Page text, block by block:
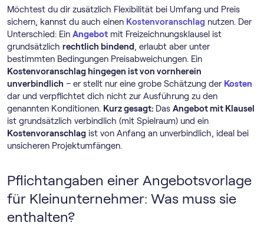
Möchtest du dir zusätzlich Flexibilität bei Umfang und Preis
sichern, kannst du auch einen Kostenvoranschlag nutzen. Der
Unterschied: Ein Angebot mit Freizeichnungsklausel ist
grundsätzlich rechtlich bindend, erlaubt aber unter
bestimmten Bedingungen Preisabweichungen. Ein
Kostenvoranschlag hingegen ist von vornherein
unverbindlich – er stellt nur eine grobe Schätzung der Kosten
dar und verpflichtet dich nicht zur Ausführung zu den
genannten Konditionen. Kurz gesagt: Das Angebot mit Klausel
ist grundsätzlich verbindlich (mit Spielraum) und ein
Kostenvoranschlag ist von Anfang an unverbindlich, ideal bei
unsicheren Projektumfängen.
Pflichtangaben einer Angebotsvorlage
für Kleinunternehmer: Was muss sie
enthalten?